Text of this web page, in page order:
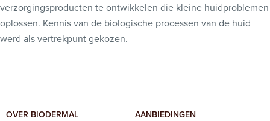
verzorgingsproducten te ontwikkelen die kleine huidproblemen
oplossen. Kennis van de biologische processen van de huid
werd als vertrekpunt gekozen.
OVER BIODERMAL AANBIEDINGEN